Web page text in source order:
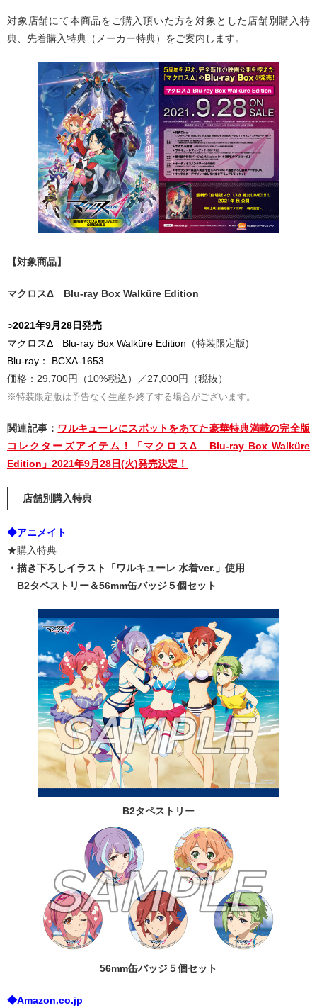
対象店舗にて本商品をご購入頂いた方を対象とした店舗別購入特
典、先着購入特典（メーカー特典）をご案内します。
【対象商品】
マクロスΔ Blu-ray Box Walküre Edition
○2021年9月28日発売
マクロスΔ Blu-ray Box Walküre Edition （特装限定版)
Blu-ray： BCXA-1653
価格：29,700円（10%税込）／27,000円（税抜）
※特装限定版は予告なく生産を終了する場合がございます。
関連記事： ワルキューレにスポットをあてた豪華特典満載の完全版
コレクターズアイテム！「マクロスΔ Blu-ray Box Walküre
Edition」2021年9月28日(火)発売決定！
店舗別購入特典
◆アニメイト
★購入特典
・描き下ろしイラスト「ワルキューレ 水着ver.」使用
B2タペストリー＆56mm缶バッジ５個セット
B2タペストリー
56mm缶バッジ５個セット
◆Amazon.co.jp